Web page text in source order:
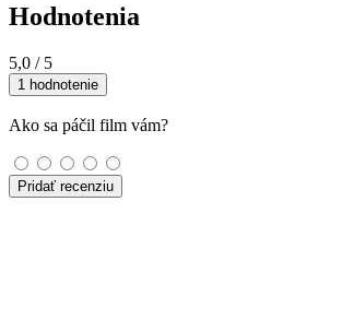
Hodnotenia
5,0 / 5
1 hodnotenie
Ako sa páčil film vám?
Pridať recenziu